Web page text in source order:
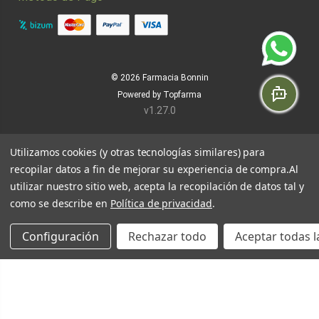
© 2026 Farmacia Bonnin
Powered by Topfarma
v1.27.0
Utilizamos cookies (y otras tecnologías similares) para
recopilar datos a fin de mejorar su experiencia de compra.Al
utilizar nuestro sitio web, acepta la recopilación de datos tal y
como se describe en Política de privacidad.
Configuración Rechazar todo Aceptar todas